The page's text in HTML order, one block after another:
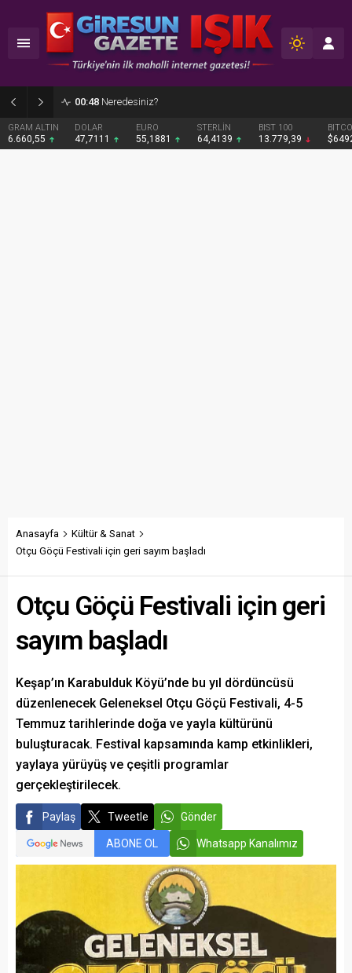
02:12 Fındığın Geleceği İçin Yeni Bir Politika Şart
DOLAR
47,7111
EURO
55,1881
STERLİN
64,4139
BIST 100
13.779,39
BITCOIN
$64922
Anasayfa
Kültür & Sanat
Otçu Göçü Festivali için geri sayım başladı
Otçu Göçü Festivali için geri
sayım başladı
Keşap’ın Karabulduk Köyü’nde bu yıl dördüncüsü
düzenlenecek Geleneksel Otçu Göçü Festivali, 4-5
Temmuz tarihlerinde doğa ve yayla kültürünü
buluşturacak. Festival kapsamında kamp etkinlikleri,
yaylaya yürüyüş ve çeşitli programlar
gerçekleştirilecek.
Paylaş Tweetle Gönder
ABONE OL Whatsapp Kanalımız